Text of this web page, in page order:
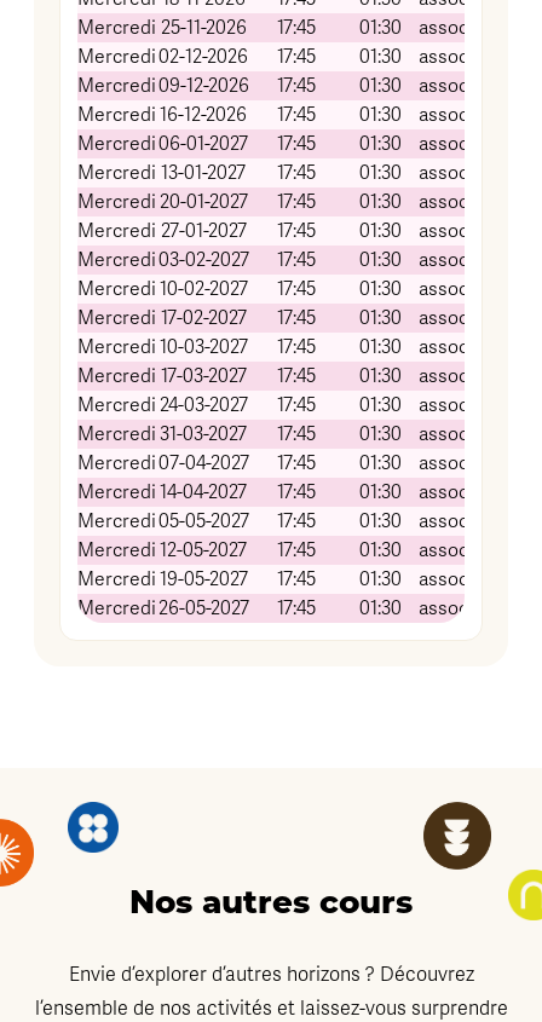
Mercredi 25-11-2026 17:45 01:30
association
Mercredi02-12-2026 17:45 01:30
association
Mercredi09-12-2026 17:45 01:30
association
Mercredi 16-12-2026 17:45 01:30
association
Mercredi06-01-2027 17:45 01:30
association
Mercredi 13-01-2027 17:45 01:30
association
Mercredi 20-01-2027 17:45 01:30
association
Mercredi 27-01-2027 17:45 01:30
association
Mercredi03-02-2027 17:45 01:30
association
Mercredi 10-02-2027 17:45 01:30
association
Mercredi 17-02-2027 17:45 01:30
association
Mercredi 10-03-2027 17:45 01:30
association
Mercredi 17-03-2027 17:45 01:30
association
Mercredi 24-03-2027 17:45 01:30
association
Mercredi 31-03-2027 17:45 01:30
association
Mercredi07-04-2027 17:45 01:30
association
Mercredi 14-04-2027 17:45 01:30
association
Mercredi05-05-2027 17:45 01:30
association
Mercredi 12-05-2027 17:45 01:30
association
Mercredi 19-05-2027 17:45 01:30
association
Mercredi 26-05-2027 17:45 01:30 association
Nos autres cours
Envie d’explorer d’autres horizons ? Découvrez
l’ensemble de nos activités et laissez-vous surprendre